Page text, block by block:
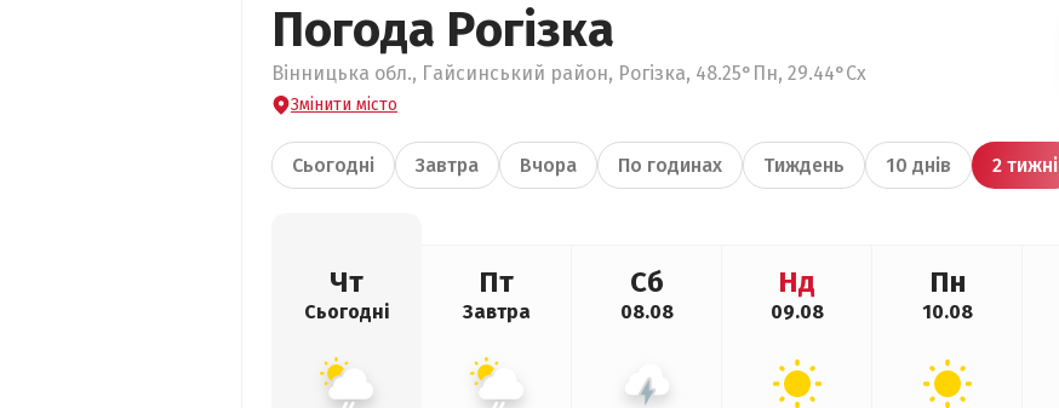
Погода Рогізка
Вінницька обл., Гайсинський район, Рогізка, 48.25°Пн, 29.44°Сх
Змінити місто
Сьогодні Завтра Вчора По годинах Тиждень 10 днів 2 тижні
Чт
Сьогодні
Пт
Завтра
Сб
08.08
Нд
09.08
Пн
10.08